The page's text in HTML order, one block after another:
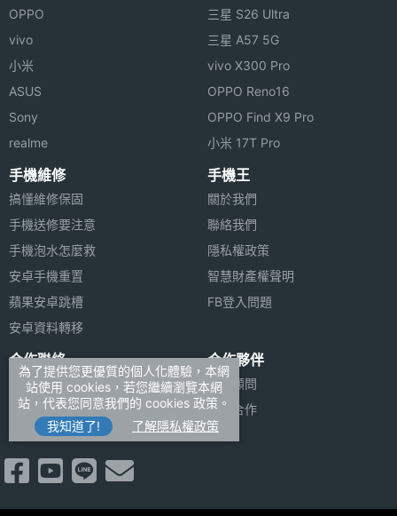
機身長
度
機身寬
機身厚
度
機身重
防水防
塵等級
可更換
錶帶
Yes
機身顏
色
曜石灰, 辰曜銀
OPPO
vivo
小米
ASUS
Sony
realme
三星 S26 Ultra
三星 A57 5G
vivo X300 Pro
OPPO Reno16
OPPO Find X9 Pro
小米 17T Pro
手機維修
搞懂維修保固
手機送修要注意
手機泡水怎麼救
安卓手機重置
蘋果安卓跳槽
安卓資料轉移
手機王
關於我們
聯絡我們
隱私權政策
智慧財產權聲明
FB登入問題
合作聯絡
廣告刊登
加入商店報價
新聞聯絡
合作夥伴
法律顧問
媒體合作
為了提供您更優質的個人化體驗，本網
站使用 cookies，若您繼續瀏覽本網
站，代表您同意我們的 cookies 政策。
我知道了!
了解隱私權政策